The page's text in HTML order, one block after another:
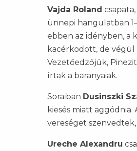
Vajda Roland
ünnepi hangulatban
ebben az idényben, a
kacérkodott, de
Vezetőedzőjük,
írtak a baranyaiak.
Soraiban Dusinszki
kiesés miatt
vereséget
Ureche Alexandru